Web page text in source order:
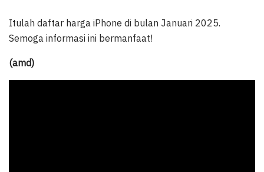
Itulah daftar harga iPhone di bulan Januari 2025.
Semoga informasi ini bermanfaat!
(amd)